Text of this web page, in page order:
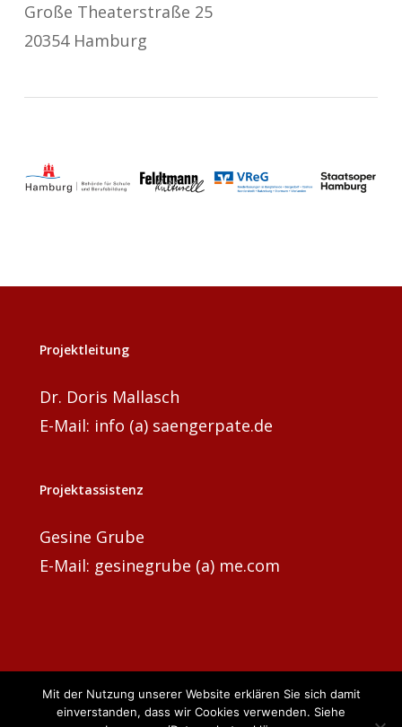
Große Theaterstraße 25
20354 Hamburg
Projektleitung
Dr. Doris Mallasch
E-Mail: info (a) saengerpate.de
Projektassistenz
Gesine Grube
E-Mail: gesinegrube (a) me.com
Mit der Nutzung unserer Website erklären Sie sich damit
einverstanden, dass wir Cookies verwenden. Siehe